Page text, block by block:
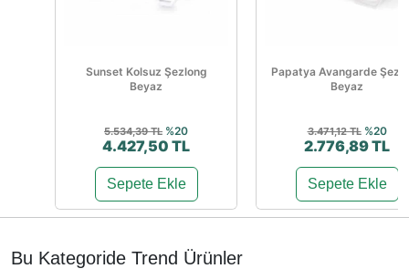
Sunset Kolsuz Şezlong
Beyaz
5.534,39 TL %20
4.427,50 TL
Sepete Ekle
Papatya Avangarde
Beyaz
3.471,12 TL %20
2.776,89 TL
Sepete Ekle
Bu Kategoride Trend Ürünler